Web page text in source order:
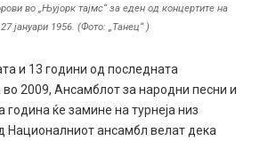
во „Њујорк тајмс“ за еден од концертите на
јануари 1956. (Фото: „Танец“ )
и 13 години од последната
во 2009, Ансамблот за народни песни и
година ќе замине на турнеја низ
Националниот ансамбл велат дека